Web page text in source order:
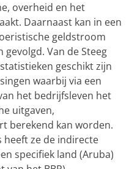
overheid en het
Daarnaast kan in een
geldstroom
Van de Steeg
geschikt zijn
waarbij via een
het bedrijfsleven het
uitgaven,
berekend kan worden.
ze de indirecte
specifiek land (Aruba)